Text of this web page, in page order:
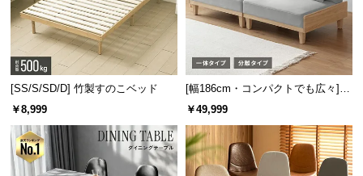
[SS/S/SD/D] 竹製すのこベッド
￥8,999
[幅186cm・コンパクトでも広々] 3
人掛けソファベッド リクライニン
￥49,999